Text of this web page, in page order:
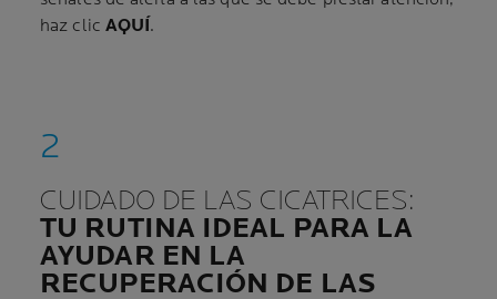
haz clic AQUÍ.
CUIDADO DE LAS CICATRICES:
TU RUTINA IDEAL PARA LA
AYUDAR EN LA
RECUPERACIÓN DE LAS